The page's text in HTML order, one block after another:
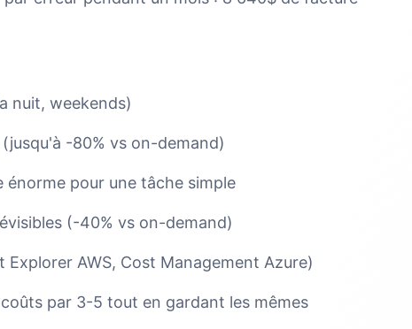
nuit, weekends)
-80% vs on-demand)
pour une tâche simple
(-40% vs on-demand)
AWS, Cost Management Azure)
par 3-5 tout en gardant les mêmes